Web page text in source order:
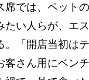
席では、ペット
たい人らが、エ
「開店当初は
客さん用にベン